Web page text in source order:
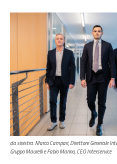
da sinistra: Marco Campari, Direttore Generale
Gruppo Maurelli e Fabio Marino, CEO Interservice